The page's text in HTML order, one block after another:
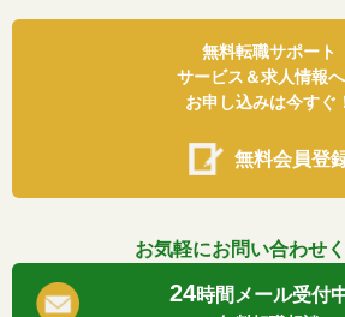
無料転職サポート
サービス＆求人情報
お申し込みは今すぐ
無料会員登
お気軽にお問い合わせ
24時間メール受付